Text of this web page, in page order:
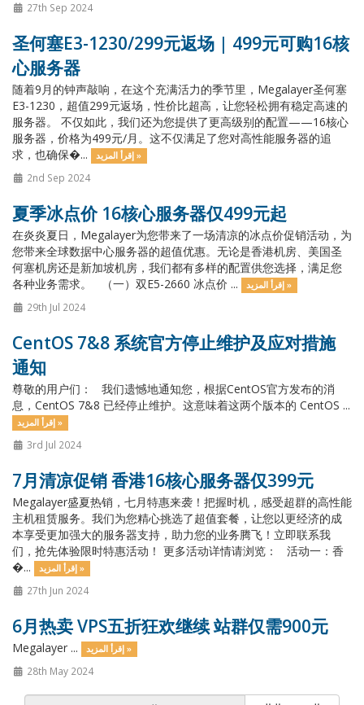
27th Sep 2024
圣何塞E3-1230/299元返场 | 499元可购16核
心服务器
随着9月的钟声敲响，在这个充满活力的季节里，Megalayer圣何塞
E3-1230，超值299元返场，性价比超高，让您轻松拥有稳定高速的
服务器。 不仅如此，我们还为您提供了更高级别的配置——16核心
服务器，价格为499元/月。这不仅满足了您对高性能服务器的追
求，也确保�...
إقرأ المزيد »
2nd Sep 2024
夏季冰点价 16核心服务器仅499元起
在炎炎夏日，Megalayer为您带来了一场清凉的冰点价促销活动，为
您带来全球数据中心服务器的超值优惠。无论是香港机房、美国圣
何塞机房还是新加坡机房，我们都有多样的配置供您选择，满足您
各种业务需求。 （一）双E5-2660 冰点价 ...
إقرأ المزيد »
29th Jul 2024
CentOS 7&8 系统官方停止维护及应对措施
通知
尊敬的用户们： 我们遗憾地通知您，根据CentOS官方发布的消
息，CentOS 7&8 已经停止维护。这意味着这两个版本的 CentOS ...
إقرأ المزيد »
3rd Jul 2024
7月清凉促销 香港16核心服务器仅399元
Megalayer盛夏热销，七月特惠来袭！把握时机，感受超群的高性能
主机租赁服务。我们为您精心挑选了超值套餐，让您以更经济的成
本享受更加强大的服务器支持，助力您的业务腾飞！立即联系我
们，抢先体验限时特惠活动！ 更多活动详情请浏览： 活动一：香
�...
إقرأ المزيد »
27th Jun 2024
6月热卖 VPS五折狂欢继续 站群仅需900元
Megalayer ... إقرأ المزيد »
28th May 2024